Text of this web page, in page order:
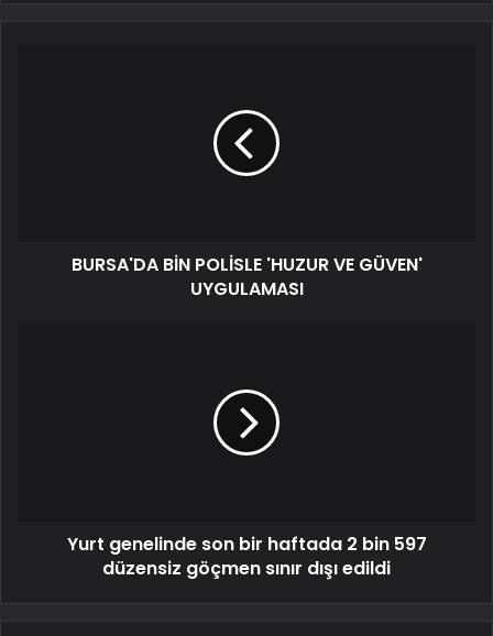
BURSA'DA BİN POLİSLE 'HUZUR VE GÜVEN'
UYGULAMASI
Yurt genelinde son bir haftada 2 bin 597
düzensiz göçmen sınır dışı edildi